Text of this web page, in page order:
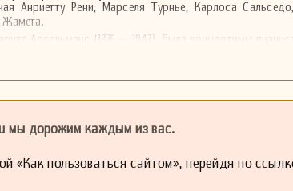
Анриетту Рени, Марселя Турнье, Карлоса
Жамета.
Ассельманс (1876 — 1947), была концертным
Габриэля Форе. Его сын, Луи Ассельманс
опере и Метрополитен-опера, прежде чем
развитие арфового исполнительства и техники на
мы дорожим каждым из вас.
«Как пользоваться сайтом», перейдя по